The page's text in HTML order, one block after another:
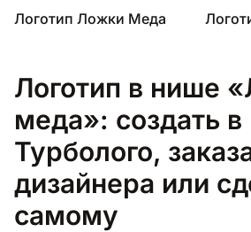
Логотип Ложки Меда
Логотип в нише
меда»: создать в
Турболого,
дизайнера или
самому